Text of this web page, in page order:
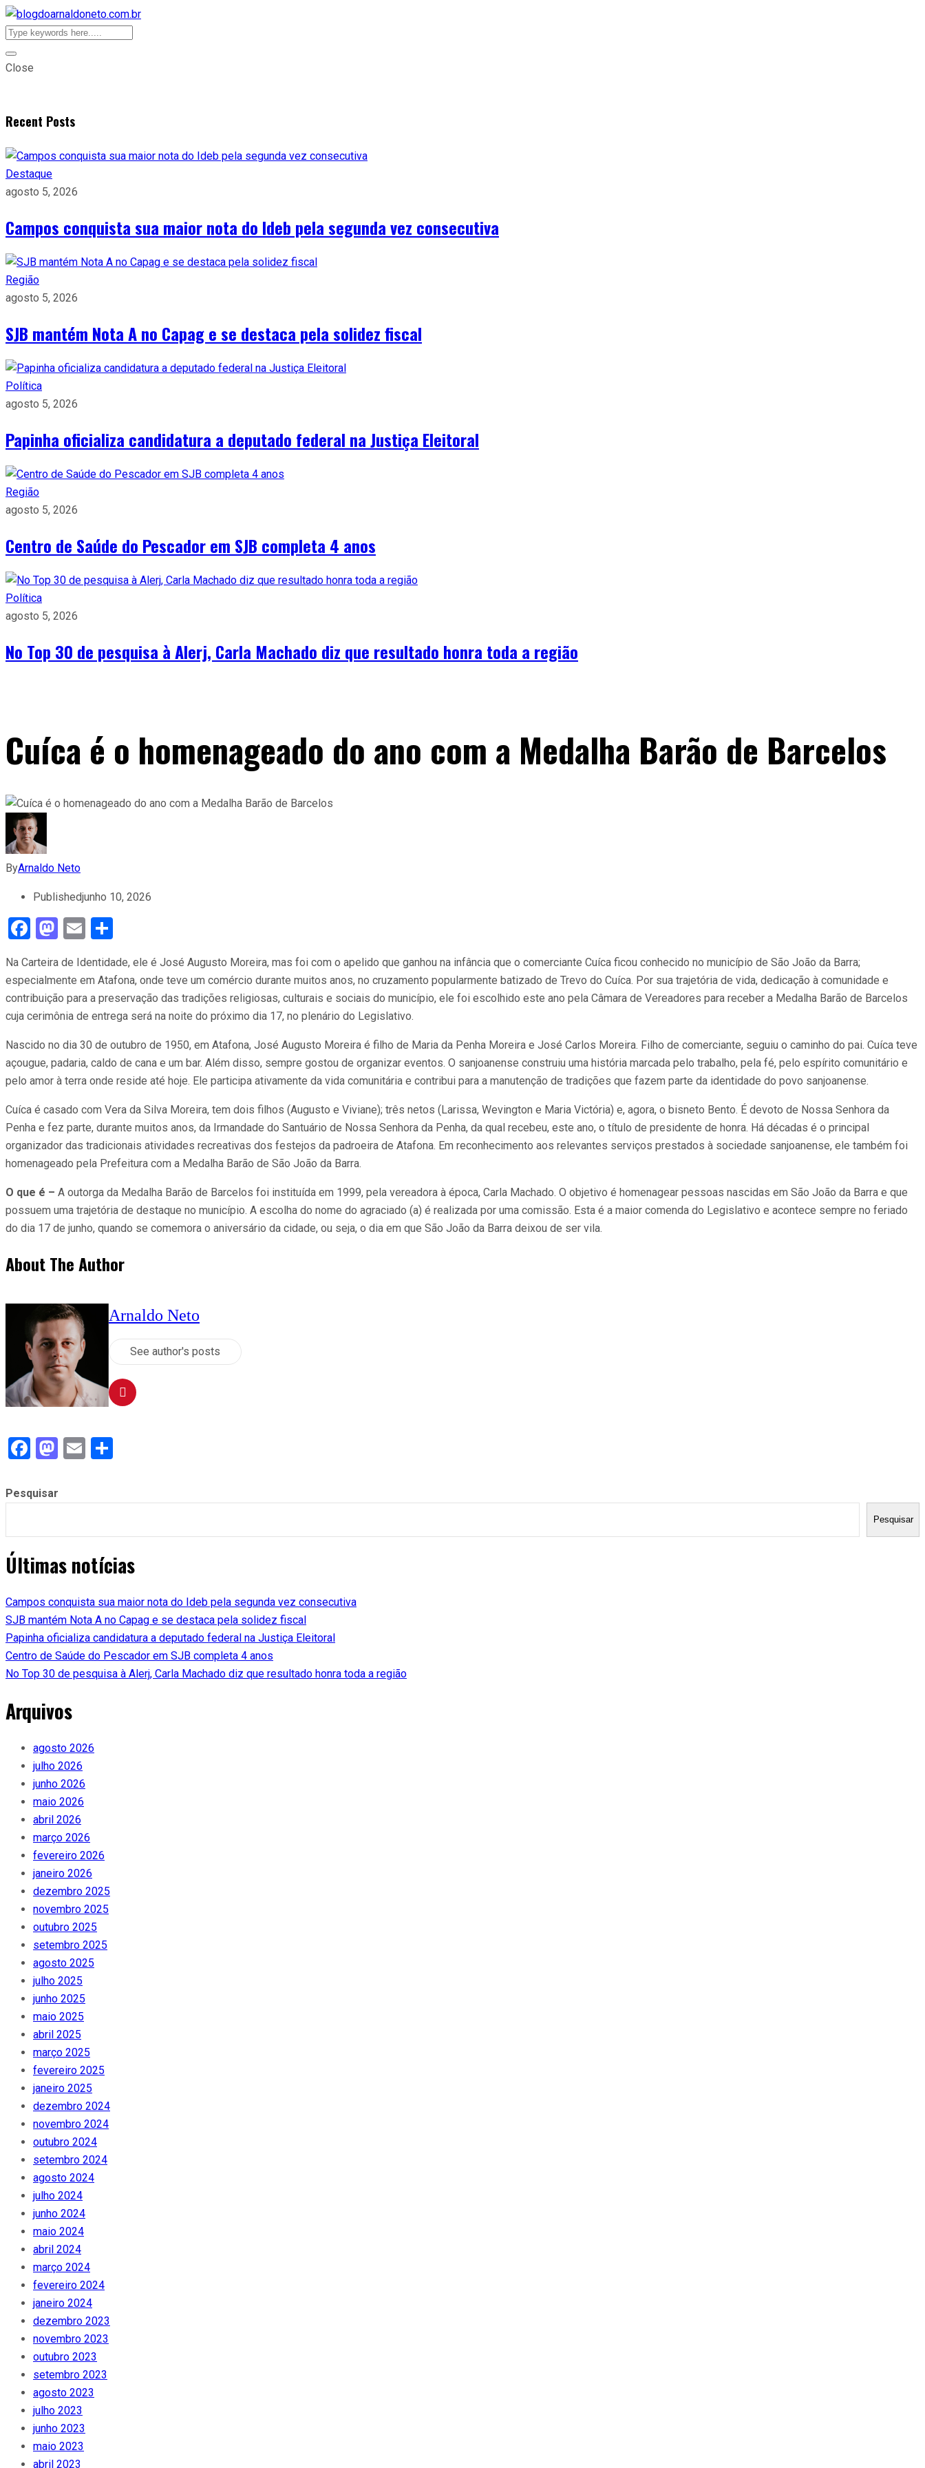
Close
Recent Posts
Destaque
agosto 5, 2026
Campos conquista sua maior nota do Ideb pela segunda vez consecutiva
Região
agosto 5, 2026
SJB mantém Nota A no Capag e se destaca pela solidez fiscal
Política
agosto 5, 2026
Papinha oficializa candidatura a deputado federal na Justiça Eleitoral
Região
agosto 5, 2026
Centro de Saúde do Pescador em SJB completa 4 anos
Política
agosto 5, 2026
No Top 30 de pesquisa à Alerj, Carla Machado diz que resultado honra toda a região
Cuíca é o homenageado do ano com a Medalha Barão de Barcelos
ByArnaldo Neto
Publishedjunho 10, 2026
Facebook
Mastodon
Email
Na Carteira de Identidade, ele é José Augusto Moreira, mas foi com o apelido que ganhou na infância que o comerciante Cuíca ficou conhecido no município de São João da Barra;
especialmente em Atafona, onde teve um comércio durante muitos anos, no cruzamento popularmente batizado de Trevo do Cuíca. Por sua trajetória de vida, dedicação à comunidade e
contribuição para a preservação das tradições religiosas, culturais e sociais do município, ele foi escolhido este ano pela Câmara de Vereadores para receber a Medalha Barão de Barcelos
cuja cerimônia de entrega será na noite do próximo dia 17, no plenário do Legislativo.
Nascido no dia 30 de outubro de 1950, em Atafona, José Augusto Moreira é filho de Maria da Penha Moreira e José Carlos Moreira. Filho de comerciante, seguiu o caminho do pai. Cuíca teve
açougue, padaria, caldo de cana e um bar. Além disso, sempre gostou de organizar eventos. O sanjoanense construiu uma história marcada pelo trabalho, pela fé, pelo espírito comunitário e
pelo amor à terra onde reside até hoje. Ele participa ativamente da vida comunitária e contribui para a manutenção de tradições que fazem parte da identidade do povo sanjoanense.
Cuíca é casado com Vera da Silva Moreira, tem dois filhos (Augusto e Viviane); três netos (Larissa, Wevington e Maria Victória) e, agora, o bisneto Bento. É devoto de Nossa Senhora da
Penha e fez parte, durante muitos anos, da Irmandade do Santuário de Nossa Senhora da Penha, da qual recebeu, este ano, o título de presidente de honra. Há décadas é o principal
organizador das tradicionais atividades recreativas dos festejos da padroeira de Atafona. Em reconhecimento aos relevantes serviços prestados à sociedade sanjoanense, ele também foi
homenageado pela Prefeitura com a Medalha Barão de São João da Barra.
O que é – A outorga da Medalha Barão de Barcelos foi instituída em 1999, pela vereadora à época, Carla Machado. O objetivo é homenagear pessoas nascidas em São João da Barra e que
possuem uma trajetória de destaque no município. A escolha do nome do agraciado (a) é realizada por uma comissão. Esta é a maior comenda do Legislativo e acontece sempre no feriado
do dia 17 de junho, quando se comemora o aniversário da cidade, ou seja, o dia em que São João da Barra deixou de ser vila.
About The Author
Arnaldo Neto
See author's posts
Facebook
Mastodon
Email
Pesquisar
Pesquisar
Últimas notícias
Campos conquista sua maior nota do Ideb pela segunda vez consecutiva
SJB mantém Nota A no Capag e se destaca pela solidez fiscal
Papinha oficializa candidatura a deputado federal na Justiça Eleitoral
Centro de Saúde do Pescador em SJB completa 4 anos
No Top 30 de pesquisa à Alerj, Carla Machado diz que resultado honra toda a região
Arquivos
agosto 2026
julho 2026
junho 2026
maio 2026
abril 2026
março 2026
fevereiro 2026
janeiro 2026
dezembro 2025
novembro 2025
outubro 2025
setembro 2025
agosto 2025
julho 2025
junho 2025
maio 2025
abril 2025
março 2025
fevereiro 2025
janeiro 2025
dezembro 2024
novembro 2024
outubro 2024
setembro 2024
agosto 2024
julho 2024
junho 2024
maio 2024
abril 2024
março 2024
fevereiro 2024
janeiro 2024
dezembro 2023
novembro 2023
outubro 2023
setembro 2023
agosto 2023
julho 2023
junho 2023
maio 2023
abril 2023